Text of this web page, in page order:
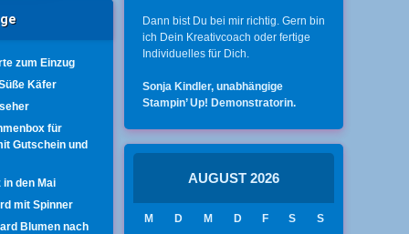
zum Einzug
Käfer
für
Gutschein und
in den Mai
mit Spinner
Blumen nach
Dann bist Du bei mir richtig. Gern bin
ich Dein Kreativcoach oder fertige
Individuelles für Dich.
Sonja Kindler, unabhängige
Stampin’ Up! Demonstratorin.
AUGUST 2026
M D M D F S S